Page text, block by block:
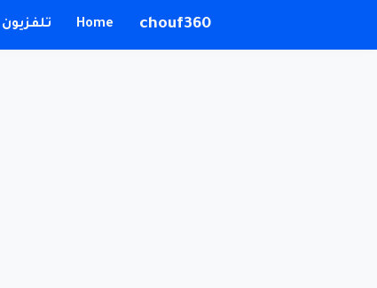
chouf360
Home تلفزيون